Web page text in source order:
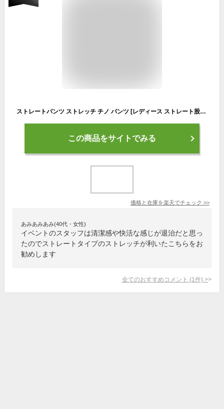
ストレートパンツ ストレッチ チノ パンツ [レディース ストレート股下72 カラーパンツ黒 カラーパンツネイビー カラーパンツカーキ チノパンベージュ また上しっかりパンツ ゆったりチノ61 64 67 70 73 831]
この商品をサイトでみる
価格と在庫を楽天でチェック >>
あみあみあみ(40代・女性)
イベントのスタッフは清潔感や快活な感じが退治だと思っ
たのでストレートタイプのストレッチが利いたこちらをお
勧めします
全てのおすすめコメント (1 件) >